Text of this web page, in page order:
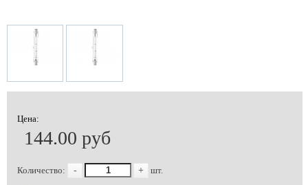
Цена:
144.00 руб
Количество: - + шт.